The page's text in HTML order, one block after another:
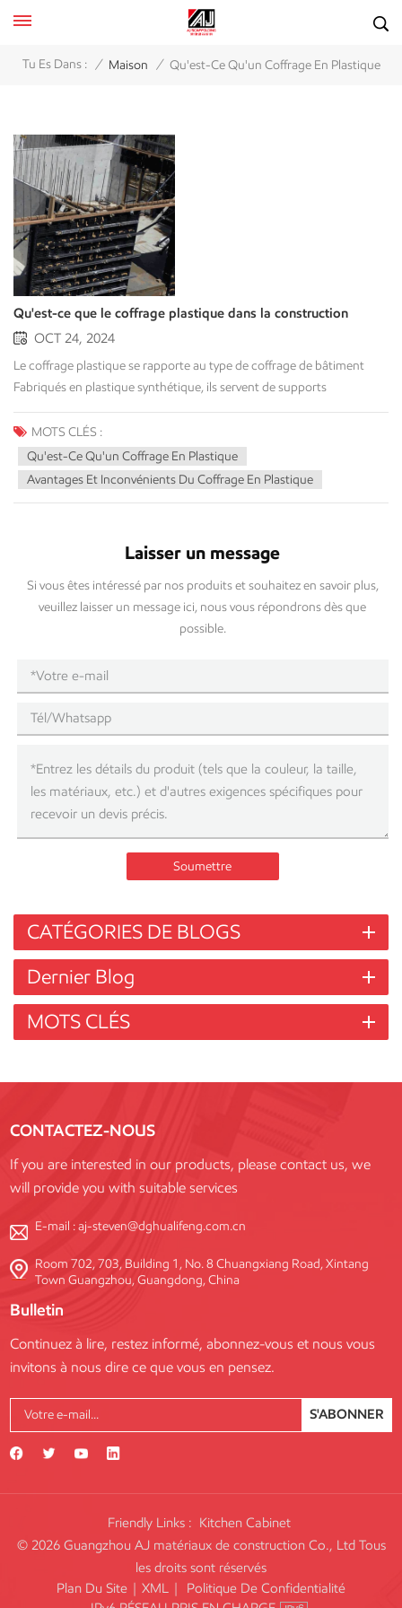
Tu Es Dans : / Maison / Qu'est-Ce Qu'un Coffrage En Plastique
Qu'est-ce que le coffrage plastique dans la construction
OCT 24, 2024
Le coffrage plastique se rapporte au type de coffrage de bâtiment Fabriqués en plastique synthétique, ils servent de supports temporaires lors du coulage du béton afin d'assurer sa prise optimale. Contrairement aux coffrages en bois et en acier, ce type de coffrage est fabriqué en matériaux synthétiques, notamment en polyéthylène (PE), en polypropylène (PP) et en résine ABS, qui sont légers, durables et respectueux de l'environnement. Il peut être réutilisé dans les projets de construction, réduisant ainsi la production de déchets et le gaspillage de matériaux, et répondant aux exigences du développement durable. Le coffrage plastique possède également une bonne résistance à l'eau et à la rouille, adapté aux environnements humides ou chimiques. Sa surface lisse réduit les défauts du béton, ce qui permet de réduire les travaux de finition ultérieurs.En résumé, les coffrages en plastique sont légers, durables et pérennes dans la construction moderne. Ils sont adaptés aux applications résidentielles, commerciales, de ponts et de construction souterraine, offrant ainsi aux acteurs une option plus efficace et permettant de réduire les coûts de construction à long terme. Classification des coffrages plastiques Il existe de nombreux types de coffrages plastiques, selon les matériaux utilisés et les applications. Le coffrage adapté est donc choisi pour différents projets de construction. La prise en compte de ces classifications permet de prendre des décisions adaptées à chaque utilisation. Les principales classifications de coffrages plastiques sont les suivantes : Classification par matériaux Les coffrages plastiques peuvent être divisés en types suivants en fonction des matériaux utilisés :Polypropylène (PP): Un polymère thermoplastique largement utilisé, connu pour son bon rapport résistance/poids, sa résistance chimique et sa capacité à être moulé.Chlorure de polyvinyle (PVC): Autre plastique courant, le coffrage en PVC est durable, léger et résistant à l'eau et à de nombreux produits chimiques.Polyéthylène haute densité (PEHD): Connu pour sa grande résistance, sa rigidité et son excellente résistance aux produits chimiques et à l'humidité.Acrylonitrile Butadiène Styrène (ABS): Un polymère thermoplastique robuste souvent utilisé pour sa résistance aux chocs et sa rigidité.Polycarbonate (PC): Offre une résistance aux chocs et une transparence élevées, bien que moins courantes pour les coffrages généraux.Plastiques renforcés de fibre de verre (PRF): Ce sont des matériaux composites dans lesquels le plastique est renforcé avec des fibres de verre pour améliorer la résistance, la rigidité et la durabilité. Classification par conception structurelleCoffrage creux en plastique: L'aspect creux du coffrage réduit le poids mort tout en conservant une résistance suffisante. Léger, facile à installer et à démonter, le coffrage creux convient à de nombreux projets de construction.· · Coffrage creux à trous carrés : la conception à trous carrés offre une meilleure stabilité/un meilleur support et convient aux projets de construction nécessitant une résistance légèrement supérieure.· · Coffrage creux à trous ronds : La conception à trous ronds est légère et convient donc aux projets sensibles au poids ainsi qu'à ceux nécessitant une plus grande flexibilité dans les exigences structurelles. Classification par objectifLes coffrages plastiques peuvent également être subdivisés selon l'usage prévu, en fonction des besoins du projet de construction. Ils s'adaptent ainsi à différents types de structures et formes. Parmi ces dernières, on trouve :· · Coffrage plat : Le coffrage plat est flexible et fourni dans la plupart des tailles standard, car il s'écarte des exigences standard pour des applications personnalisées afin de répondre aux exigences spécifiques du projet, la construction de structures plates comme les murs et les sols étant la fonction principale.· · Coffrage d'angle : Conçu pour les murs et les coins de colonnes, le coffrage d'angle offre un support stable pour le béton, permettant d'obtenir des bords et des coins distincts et donc moins de finition des bords après la coulée.· · Coffrage cylindrique : Pour la formation de structures circulaires ou cylindriques, le coffrage cylindrique est utilisé dans les bâtiments cylindriques flexibles, les ponts et les tunnels à des fins d'uniformité et d'attrait esthétique.· · Coffrage de poutres : Le coffrage de poutres est utilisé pour la fabrication de poutres, notamment pour les joints entre planchers et poteaux. Il supporte donc de lourdes charges et exige une résistance et une précision exceptionnelles. Avantages du coffrage en plastique Léger et facile à utiliser : plus léger que l'acier et le bois, le coffrage en plastique améliore l'efficacité de la construction, en particulier dans les immeubles de grande hauteur ou les sites difficiles.Taux de réutilisation élevé : les coffrages en plastique durables peuvent être réutilisés dans plusieurs projets, réduisant ainsi les coûts de remplacement des matériaux et les déchets.Étanche et anticorrosion : avec une excellente résistance à l'humidité et aux produits chimiques, le coffrage en plastique fonctionne de manière fiable dans les environnements difficiles.Forte protection de l’environnement : Étant recyclables, les coffrages en plastique répondent aux normes de construction écologique et minimisent l’impact environnemental.Surface lisse : La surface lisse réduit les défauts du béton, améliorant la qualité et l'esthétique de la structure finale tout en réduisant les travaux de finition.Bonne résistance aux intempéries : Il résiste à divers climats, résistant à la déformation et aux fissures dues aux changements de température.Installation facile : la conception modulaire permet un montage et un démontage rapides, économisant du temps de travail et réduisant les délais de construction sans découpe supplémentaire. Inconvénients du coffrage en plastique Coût initial : Comparé au coffrage en bois, le coffrage en plastique nécessite un investissement initial relativement plus élevé et entraîne des contraintes budgétaires, en particulier sur les petits projets de construction, bien que cela puisse être compensé sur une longue période en réutilisant le coffrage.Limitations de résistance : Le plastique est un matériau compétent qui peut ne pas supporter des charges extrêmes aussi efficacement que l'acier pour les projets à forte charge, ce qui le rend moins adapté et rend la construction dans de tels cas plus risquée.Sensibilité à la température : les produits en plastique peuvent se déformer à des températures plus élevées ou devenir cassants à des températures plus basses ; il faut donc faire preuve de prudence dans les conditions climatiques extrêmes.Inadapté au béton à haute température : Étant donné que les températures de coulage élevées rendent le coffrage inutilisable en provoquant des dommages ou des déformations, la chaleur pendant l'étape de bétonnage limite son utilité.Facteurs d'installation : Bien que généralement facile à installer, certains cas nécessitent des outils spécifiques ou une assistance technique. Une équipe inexpérimentée peut rencontrer des problèmes d'installation, entraînant des problèmes de qualité. Applications courantes des coffrages en plastique Grâce à leurs qualités, les coffrages plastiques trouvent de nombreuses applications dans des domaines tels que la construction et l'ingénierie. Parmi les applications possibles, on peut citer : immeubles de grande hauteurConstruction de pontsIngénierie souterrainePlancher et fondationStructure spécialeUsines et entrepôtsIngénierie municipaleComposants préfabriqués Comment choisir le bon coffrage en plastique Parmi les différents produits de coffrage plastique, il est crucial, lors des travaux de construction, de choisir le coffrage adapté au bon déroulement du projet. Voici quelques facteurs et processus pouvant aider à déterminer le coffrage plastique le plus adapté : Évaluer les besoins du projet : Déterminer le type de projet, ainsi que sa résistance structurelle et sa capacité de charge, pour finalement sélectionner le coffrage plastique approprié.Matériau : Confirmer la capacité du matériau plastique à résister à l'eau et à la corrosion, ainsi que son adaptabilité aux conditions de température attendues.Budget et coûts : évaluez l’investissement initial par rapport au budget et comparez les économies globales qui en découlent grâce à une utilisation à long terme.Choix du fournisseur : Optez pour un fournisseur qui aura acquis une réputation de produit de qualité et de service après-vente fiable.Comprendre certaines normes de l’industrie : Le coffrage proposé est tel que le respect de ces normes industrielles locales réduit les risques liés aux travaux de construction.Conseils professionnels : Engagez un ingénieur en construction ou un consultant qui peut vous donner les conseils les plus qualifiés. Tendances du marché des coffrages en plastique Structures durables : La structure en vinyle est privilégiée pour la construction durable sur une base de recyclage.Progrès technologiques : Le développement de la production a augmenté la résistance et la durabilité des coffrages en plastique.Croissance de la demande : L’urbanisation entraîne une demande de coffrages en plastique avec des investissements accrus dans les infrastructures.Applications plus larges : les coffrages en plastique trouvent désormais une application dans la construction de ponts et de composants préfabriqués.Tendances intelligentes et numériques : la numérisation améliore l’efficacité des processus de conception et de gestion des coffrages.Sensibilisation accrue des clients : les clients préfèrent les coffrages en plastique en raison de leur durabilité et de leur rentabilité. En conclusion Les coffrages plastiques étant l'un des matériaux les plus importants de la construction moderne, ils sont progressivement devenus un choix évident en raison de leur légèreté,
MOTS CLÉS :
Qu'est-Ce Qu'un Coffrage En Plastique
Avantages Et Inconvénients Du Coffrage En Plastique
Laisser un message
Si vous êtes intéressé par nos produits et souhaitez en savoir plus,
veuillez laisser un message ici, nous vous répondrons dès que
possible.
Soumettre
CATÉGORIES DE BLOGS
Dernier Blog
MOTS CLÉS
CONTACTEZ-NOUS
If you are interested in our products, please contact us, we
will provide you with suitable services
E-mail :aj-steven@dghualifeng.com.cn
Room 702, 703, Building 1, No. 8 Chuangxiang Road, Xintang
Town Guangzhou, Guangdong, China
Bulletin
Continuez à lire, restez informé, abonnez-vous et nous vous
invitons à nous dire ce que vous en pensez.
S'ABONNER
Friendly Links : Kitchen Cabinet
© 2026 Guangzhou AJ matériaux de construction Co., Ltd Tous
les droits sont réservés
Plan Du Site | XML |
Politique De Confidentialité